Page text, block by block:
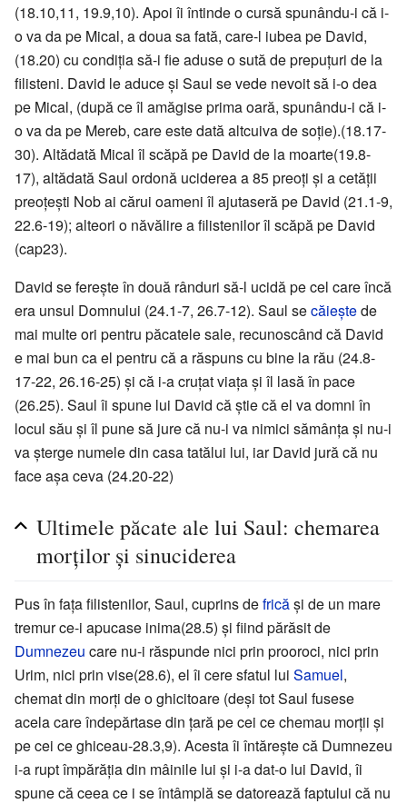
(18.10,11, 19.9,10). Apoi îi întinde o cursă spunându-i că i-
o va da pe Mical, a doua sa fată, care-l iubea pe David,
(18.20) cu condiţia să-i fie aduse o sută de prepuţuri de la
filisteni. David le aduce şi Saul se vede nevoit să i-o dea
pe Mical, (după ce îl amăgise prima oară, spunându-i că i-
o va da pe Mereb, care este dată altcuiva de soţie).(18.17-
30). Altădată Mical îl scăpă pe David de la moarte(19.8-
17), altădată Saul ordonă uciderea a 85 preoţi şi a cetăţii
preoţeşti Nob ai cărui oameni îl ajutaseră pe David (21.1-9,
22.6-19); alteori o năvălire a filistenilor îl scăpă pe David
(cap23).
David se fereşte în două rânduri să-l ucidă pe cel care încă
era unsul Domnului (24.1-7, 26.7-12). Saul secăieştede
mai multe ori pentru păcatele sale, recunoscând că David
e mai bun ca el pentru că a răspuns cu bine la rău (24.8-
17-22, 26.16-25) şi că i-a cruţat viaţa şi îl lasă în pace
(26.25). Saul îi spune lui David că ştie că el va domni în
locul său şi îl pune să jure că nu-i va nimici sămânţa şi nu-i
va şterge numele din casa tatălui lui, iar David jură că nu
face aşa ceva (24.20-22)
Ultimele păcate ale lui Saul: chemarea
morţilor şi sinuciderea
Pus în faţa filistenilor, Saul, cuprins defricăşi de un mare
tremur ce-i apucase inima(28.5) şi fiind părăsit de
Dumnezeu care nu-i răspunde nici prin prooroci, nici prin
Urim, nici prin vise(28.6), el îi cere sfatul lui Samuel,
chemat din morţi de o ghicitoare (deşi tot Saul fusese
acela care îndepărtase din ţară pe cei ce chemau morţii şi
pe cei ce ghiceau-28.3,9). Acesta îi întăreşte că Dumnezeu
i-a rupt împărăţia din mâinile lui şi i-a dat-o lui David, îi
spune că ceea ce i se întâmplă se datorează faptului că nu